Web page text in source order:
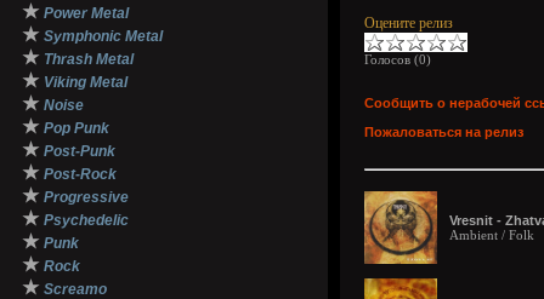
★ Power Metal
★ Symphonic Metal
★ Thrash Metal
★ Viking Metal
★ Noise
★ Pop Punk
★ Post-Punk
★ Post-Rock
★ Progressive
★ Psychedelic
★ Punk
★ Rock
★ Screamo
Оцените релиз
Голосов (0)
Сообщить о нерабочей
Пожаловаться на релиз
Vresnit -
Ambient / Folk